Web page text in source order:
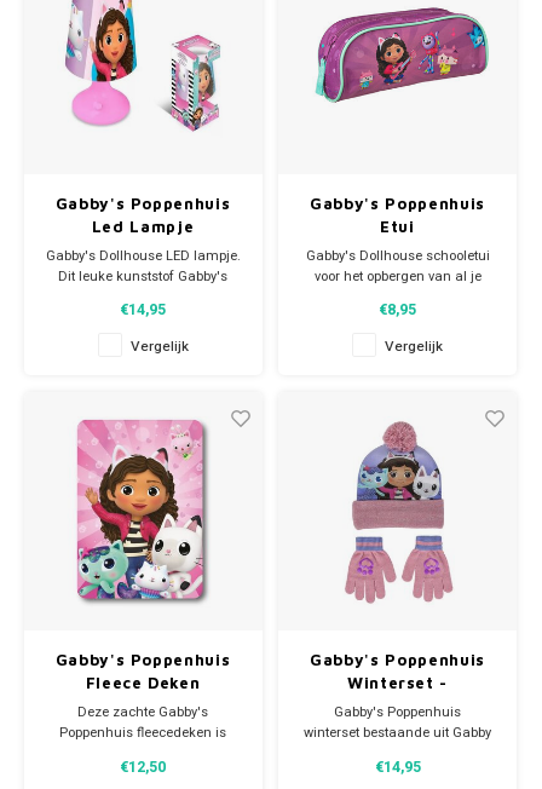
Gabby's Poppenhuis
Led Lampje
Gabby's Dollhouse LED lampje.
Dit leuke kunststof Gabby's
aan/uit schakelaar. Afmeting
ca: H19 x B9 cm Werkt op 3AA
batterijen (niet inbegrepen).
€14,95
Vergelijk
Gabby's Poppenhuis
Etui
Gabby's Dollhouse schooletui
voor het opbergen van al je
poppenhuis pennenzak heeft
een rits en heeft een afbeelding
van Gabby, Doerak, DJ
€8,95
Vergelijk
Gabby's Poppenhuis
Fleece Deken
Deze zachte Gabby's
Poppenhuis fleecedeken is
een afbeelding met Gabby,
€12,50
Gabby's Poppenhuis
Winterset -
Handschoenen en Muts
Gabby's Poppenhuis
winterset bestaande uit Gabby
en handschoenen. De Gabby
€14,95